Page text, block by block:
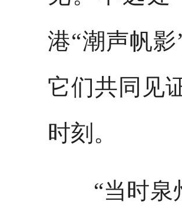
港“潮声帆
它们共同见
时刻。
“当时泉州